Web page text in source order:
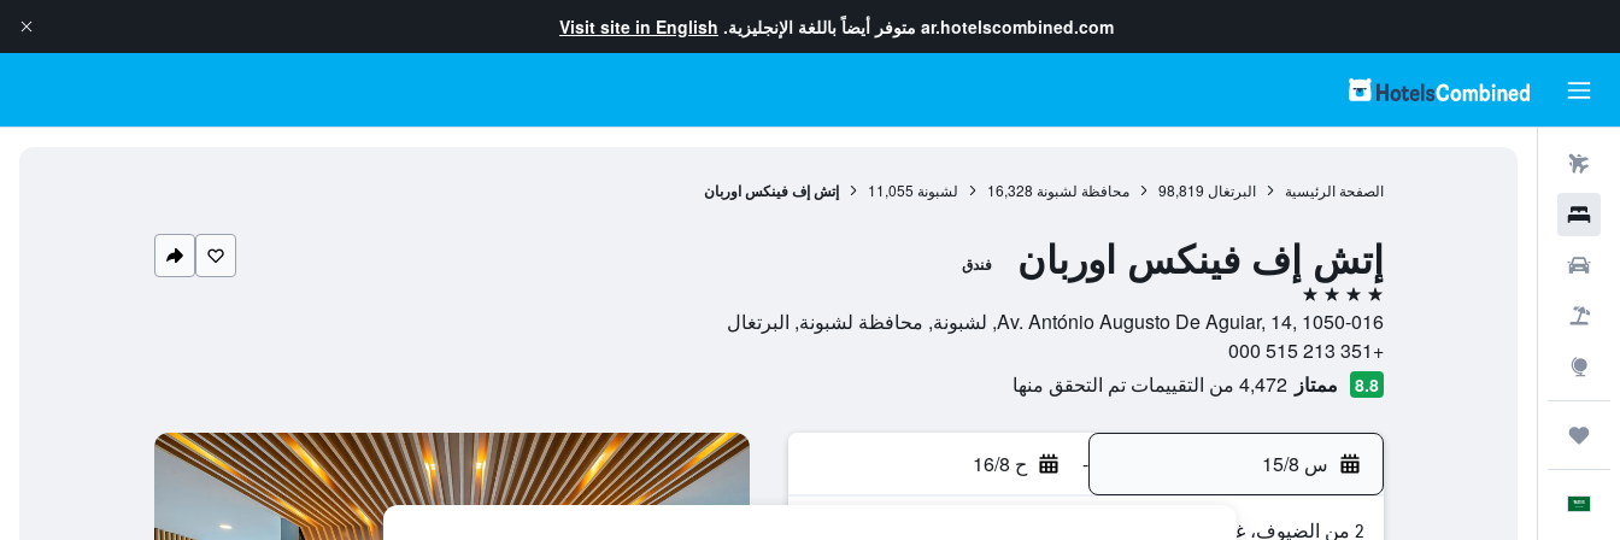
ar.hotelscombined.com متوفر أيضاً باللغة الإنجليزية. Visit site in English
الصفحة الرئيسية البرتغال 98,819 محافظة لشبونة 16,328 لشبونة 11,055 إتش إف فينكس اوربان
إتش إف فينكس اوربان فندق
4 نجوم
Av. António Augusto De Aguiar, 14, 1050-016, لشبونة, محافظة لشبونة, البرتغال
+351 213 515 000
8.8 ممتاز 4,472 من التقييمات تم التحقق منها
س 15/8 - ح 16/8
2 من الضيوف، غرفة واحدة